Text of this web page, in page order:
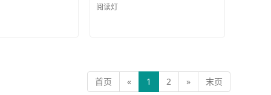
阅读灯
首页 « 1 2 » 末页